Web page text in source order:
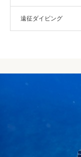
遠征ダイビング